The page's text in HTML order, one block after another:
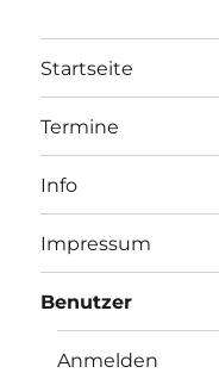
Startseite
Termine
Info
Impressum
Benutzer
Anmelden